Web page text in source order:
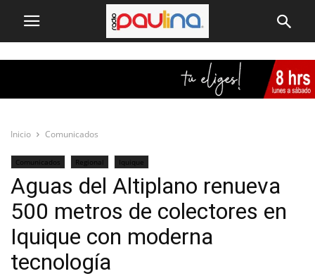
Inicio Comunicados
Comunicados Regional Iquique
Aguas del Altiplano renueva
500 metros de colectores en
Iquique con moderna
tecnología